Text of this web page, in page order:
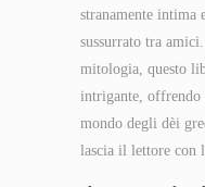
stranamente intima
sussurrato tra
mitologia, questo
intrigante, offrendo
mondo degli dèi
lascia il lettore con